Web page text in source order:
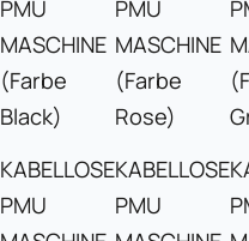
KABELLOSE
PMU
KABELLOSE
PMU